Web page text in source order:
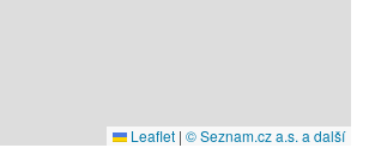
Leaflet | © Seznam.cz a.s. a další